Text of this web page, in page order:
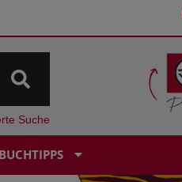
Suche
BUCHTIPPS